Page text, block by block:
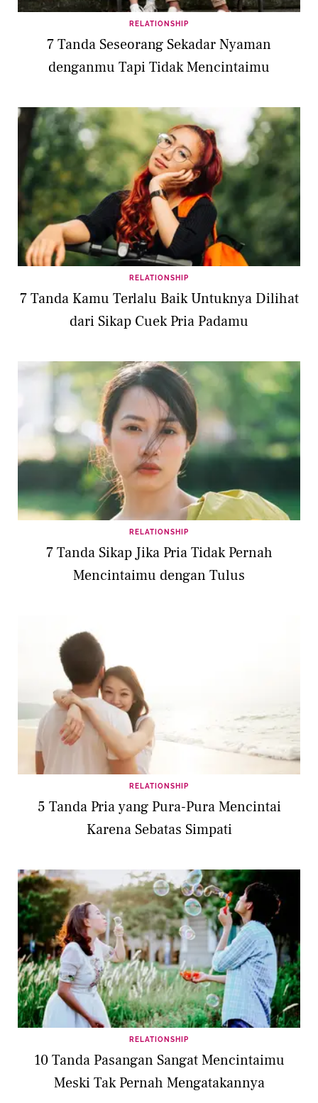
RELATIONSHIP
7 Tanda Seseorang Sekadar Nyaman
denganmu Tapi Tidak Mencintaimu
RELATIONSHIP
7 Tanda Kamu Terlalu Baik Untuknya Dilihat
dari Sikap Cuek Pria Padamu
RELATIONSHIP
7 Tanda Sikap Jika Pria Tidak Pernah
Mencintaimu dengan Tulus
RELATIONSHIP
5 Tanda Pria yang Pura-Pura Mencintai
Karena Sebatas Simpati
RELATIONSHIP
10 Tanda Pasangan Sangat Mencintaimu
Meski Tak Pernah Mengatakannya